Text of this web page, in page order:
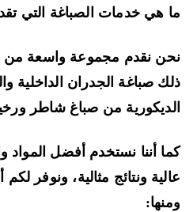
هي خدمات الصباغة التي
نقدم مجموعة واسعة من
صباغة الجدران الداخلية
من صباغ شاطر ورخيص
أننا نستخدم أفضل المواد
ونتائج مثالية، ونوفر لكم